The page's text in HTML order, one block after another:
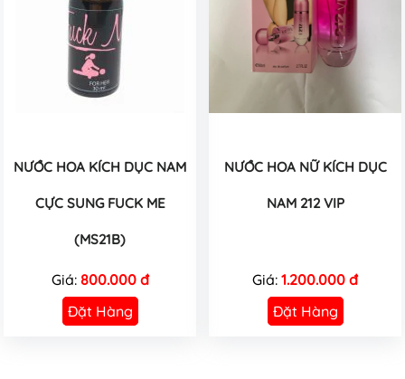
NƯỚC HOA KÍCH DỤC NAM
CỰC SUNG FUCK ME
(MS21B)
Giá: 800.000 đ
Đặt Hàng
NƯỚC HOA NỮ KÍCH DỤC
NAM 212 VIP
Giá: 1.200.000 đ
Đặt Hàng